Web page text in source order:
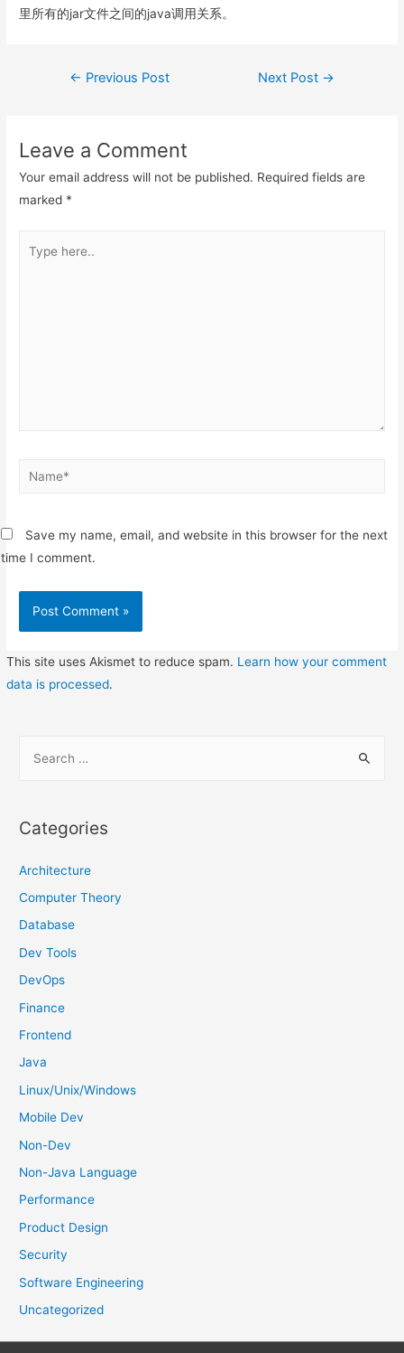
里所有的jar文件之间的java调用关系。
Post
← Previous Post Next Post →
Leave a Comment
Your email address will not be published. Required fields are
marked *
here..
Name*
Save my name, email, and website in this browser for the next
time I comment.
This site uses Akismet to reduce spam. Learn how your comment
data is processed.
r
h
f
o
Categories
Architecture
Computer Theory
Database
Dev Tools
DevOps
Finance
Frontend
Java
Linux/Unix/Windows
Mobile Dev
Non-Dev
Non-Java Language
Performance
Product Design
Security
Software Engineering
Uncategorized